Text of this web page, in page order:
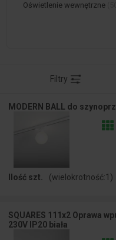
Oświetlenie wewnętrzne
Filtry
MODERN BALL do
Ilość szt. (wielokrotność:1 )
SQUARES 111x2 Oprawa
230V IP20 biała